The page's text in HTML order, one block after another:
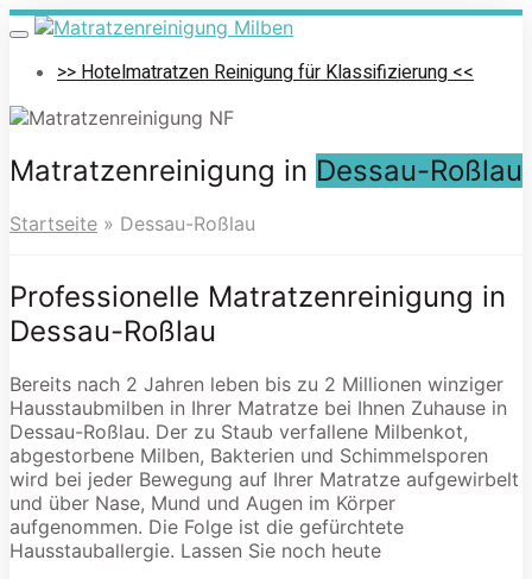
Skip
to
main
Toggle
navigation>> Hotelmatratzen Reinigung für Klassifizierung <<
Matratzenreinigung in Dessau-Roßlau
Startseite » Dessau-Roßlau
Professionelle Matratzenreinigung in
Dessau-Roßlau
Bereits nach 2 Jahren leben bis zu 2 Millionen winziger
Hausstaubmilben in Ihrer Matratze bei Ihnen Zuhause in
Dessau-Roßlau. Der zu Staub verfallene Milbenkot,
abgestorbene Milben, Bakterien und Schimmelsporen
wird bei jeder Bewegung auf Ihrer Matratze aufgewirbelt
und über Nase, Mund und Augen im Körper
aufgenommen. Die Folge ist die gefürchtete
Hausstauballergie. Lassen Sie noch heute